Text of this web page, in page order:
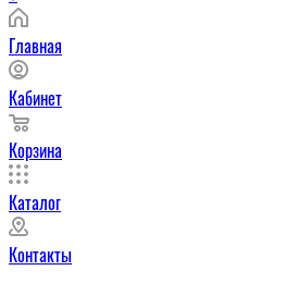
Главная
Кабинет
Корзина
Каталог
Контакты